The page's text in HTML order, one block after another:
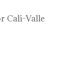
Cali-Valle